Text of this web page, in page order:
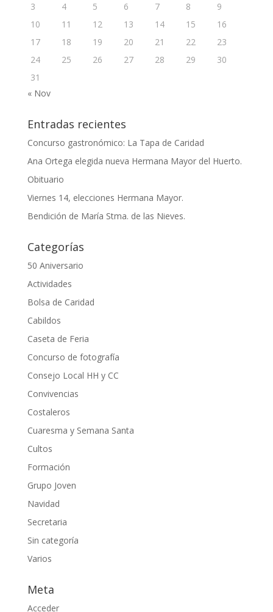
3
4 5 6 7 8
9
10
11 12 13 14 15
16
17
18 19 20 21 22
23
24
25 26 27 28 29
30
31
« Nov
Entradas recientes
Concurso gastronómico: La Tapa de Caridad
Ana Ortega elegida nueva Hermana Mayor del Huerto.
Obituario
Viernes 14, elecciones Hermana Mayor.
Bendición de María Stma. de las Nieves.
Categorías
50 Aniversario
Actividades
Bolsa de Caridad
Cabildos
Caseta de Feria
Concurso de fotografía
Consejo Local HH y CC
Convivencias
Costaleros
Cuaresma y Semana Santa
Cultos
Formación
Grupo Joven
Navidad
Secretaria
Sin categoría
Varios
Meta
Acceder